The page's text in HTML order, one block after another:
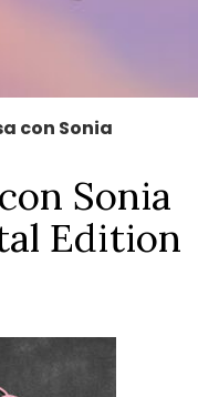
con Sonia
Sonia
Edition